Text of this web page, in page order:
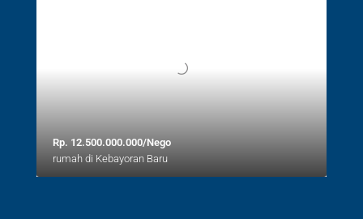
Rp. 12.500.000.000/Nego
rumah di Kebayoran Baru